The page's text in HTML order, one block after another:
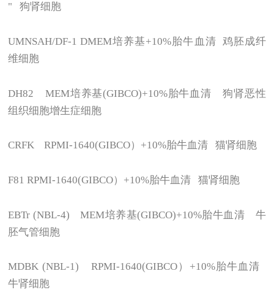
"狗肾细胞
UMNSAH/DF-1 DMEM培养基+10%胎牛血清 鸡胚成纤
维细胞
DH82 MEM培养基(GIBCO)+10%胎牛血清 狗肾恶性
组织细胞增生症细胞
CRFK RPMI-1640(GIBCO）+10%胎牛血清 猫肾细胞
F81 RPMI-1640(GIBCO）+10%胎牛血清 猫肾细胞
EBTr (NBL-4) MEM培养基(GIBCO)+10%胎牛血清 牛
胚气管细胞
MDBK (NBL-1) RPMI-1640(GIBCO ）+10%胎牛血清
牛肾细胞